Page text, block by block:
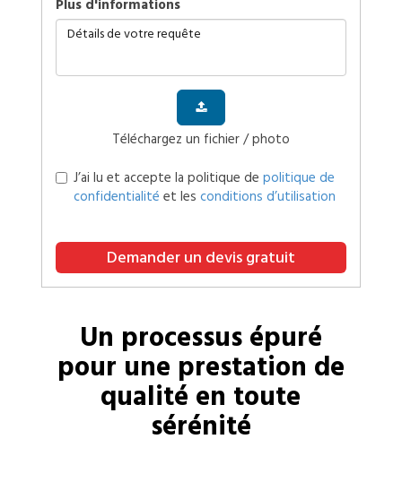
plus d'informations
Téléchargez un fichier / photo
J’ai lu et accepte la politique de politique de
confidentialité et les conditions d’utilisation
Demander un devis gratuit
Un processus épuré
pour une prestation de
qualité en toute
sérénité